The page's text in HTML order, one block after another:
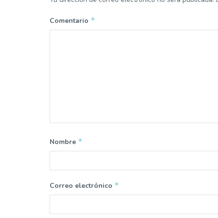
Comentario *
Nombre *
Correo electrónico *